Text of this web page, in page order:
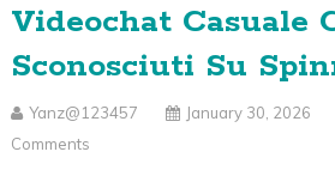
Videochat Casuale
Sconosciuti Su
Yanz@123457 January 30, 2026
Comments